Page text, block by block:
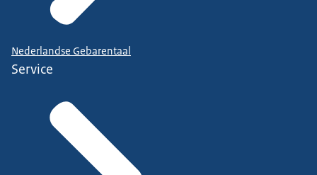
Nederlandse Gebarentaal
Service